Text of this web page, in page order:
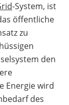
-System, ist
öffentliche
zu
den
Energie wird
des